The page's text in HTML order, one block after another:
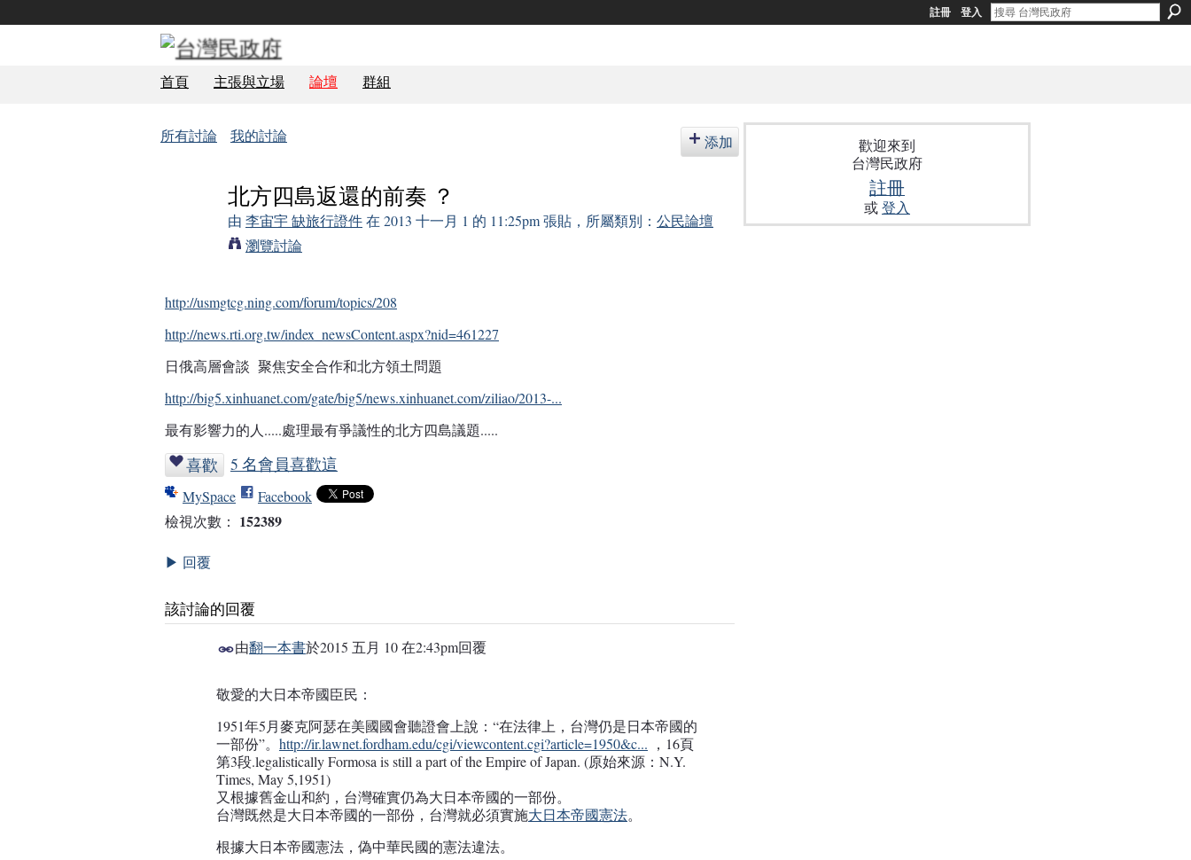
註冊 登入
首頁 主張與立場 論壇 群組
所有討論 我的討論 添加
北方四島返還的前奏 ？
由 李宙宇 缺旅行證件在 2013 十一月 1 的 11:25pm 張貼，所屬類別： 公民論壇
瀏覽討論
http://usmgtcg.ning.com/forum/topics/208
http://news.rti.org.tw/index_newsContent.aspx?nid=461227
日俄高層會談 聚焦安全合作和北方領土問題
http://big5.xinhuanet.com/gate/big5/news.xinhuanet.com/ziliao/2013-...
最有影響力的人.....處理最有爭議性的北方四島議題.....
喜歡 5 名會員喜歡這
MySpace
Facebook
檢視次數： 152389
▶ 回覆
該討論的回覆
由翻一本書於2015 五月 10 在2:43pm回覆
敬愛的大日本帝國臣民：
1951年5月麥克阿瑟在美國國會聽證會上說：“在法律上，台灣仍是日本帝國的
一部份”。 http://ir.lawnet.fordham.edu/cgi/viewcontent.cgi?article=1950&c... ，16頁
第3段.legalistically Formosa is still a part of the Empire of Japan. (原始來源：N.Y.
Times, May 5,1951)
又根據舊金山和約，台灣確實仍為大日本帝國的一部份。
台灣既然是大日本帝國的一部份，台灣就必須實施大日本帝國憲法。
根據大日本帝國憲法，偽中華民國的憲法違法。
歡迎來到
台灣民政府
註冊
或登入